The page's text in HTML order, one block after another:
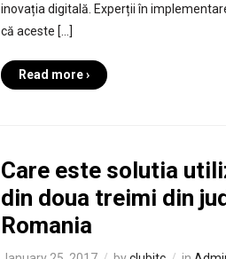
inovația digitală. Experții în
că aceste […]
Read more ›
Care este solutia
din doua treimi din
Romania